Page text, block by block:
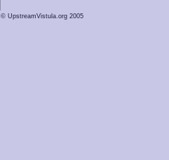
© UpstreamVistula.org 2005